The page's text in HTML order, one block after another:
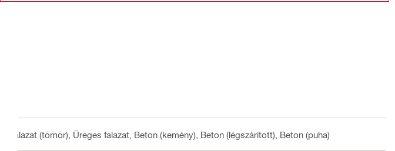
Falazat (tömör), Üreges falazat, Beton (kemény), Beton (légszárított), Beton (puha)